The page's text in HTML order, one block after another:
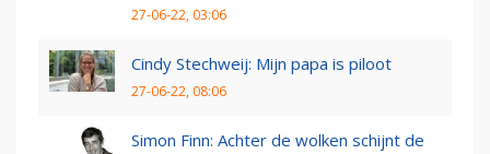
27-06-22, 03:06
Cindy Stechweij: Mijn papa is piloot
27-06-22, 08:06
Simon Finn: Achter de wolken schijnt de